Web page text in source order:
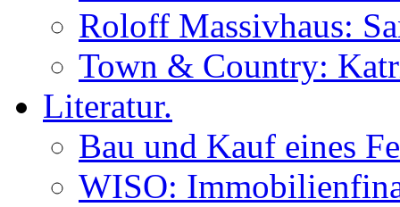
Roloff Massivhaus:
Town & Country:
Literatur.
Bau und Kauf eines
WISO: